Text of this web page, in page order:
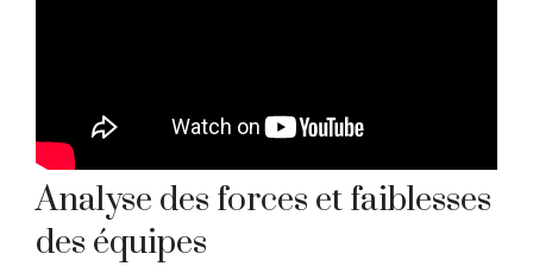
Analyse des forces et faiblesses
des équipes